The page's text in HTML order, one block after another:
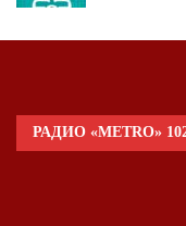
РАДИО «METRO»